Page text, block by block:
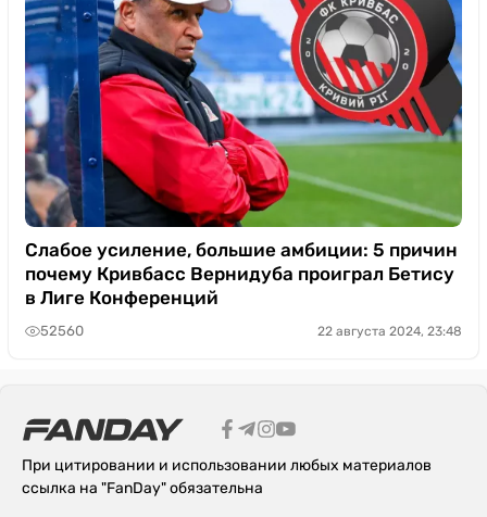
Слабое усиление, большие амбиции: 5 причин
почему Кривбасс Вернидуба проиграл Бетису
в Лиге Конференций
52560 22 августа 2024, 23:48
При цитировании и использовании любых материалов
ссылка на "FanDay" обязательна